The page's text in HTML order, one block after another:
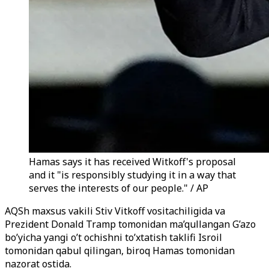
Hamas says it has received Witkoff's proposal
and it "is responsibly studying it in a way that
serves the interests of our people." / AP
AQSh maxsus vakili Stiv Vitkoff vositachiligida va
Prezident Donald Tramp tomonidan ma’qullangan G’azo
bo’yicha yangi o’t ochishni to’xtatish taklifi Isroil
tomonidan qabul qilingan, biroq Hamas tomonidan
nazorat ostida.